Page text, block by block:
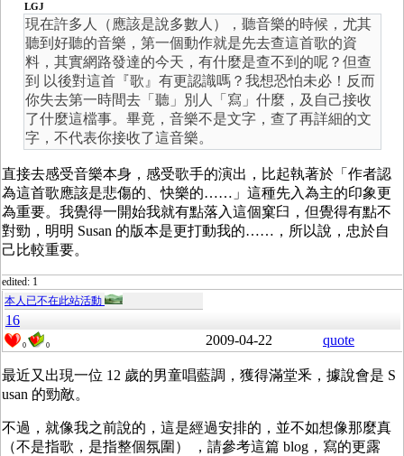
LGJ
現在許多人（應該是說多數人），聽音樂的時候，尤其
聽到好聽的音樂，第一個動作就是先去查這首歌的資
料，其實網路發達的今天，有什麼是查不到的呢？但查
到 以後對這首『歌』有更認識嗎？我想恐怕未必！反而
你失去第一時間去「聽」別人「寫」什麼，及自己接收
了什麼這檔事。畢竟，音樂不是文字，查了再詳細的文
字，不代表你接收了這音樂。
直接去感受音樂本身，感受歌手的演出，比起執著於「作者認
為這首歌應該是悲傷的、快樂的……」這種先入為主的印象更
為重要。我覺得一開始我就有點落入這個窠臼，但覺得有點不
對勁，明明 Susan 的版本是更打動我的……，所以說，忠於自
己比較重要。
edited: 1
本人已不在此站活動
16
0 0 2009-04-22 quote
最近又出現一位 12 歲的男童唱藍調，獲得滿堂釆，據說會是 S
usan 的勁敵。
不過，就像我之前說的，這是經過安排的，並不如想像那麼真
（不是指歌，是指整個氛圍） ，請參考這篇 blog，寫的更露